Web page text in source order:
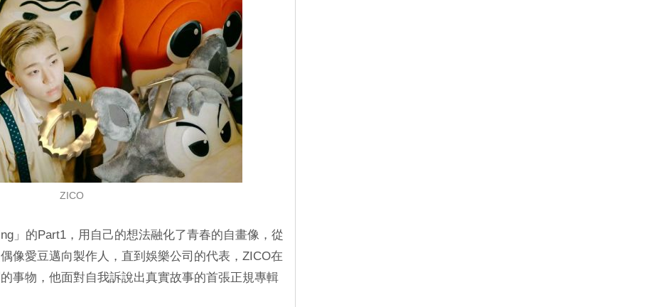
ZICO
」的Part1，用自己的想法融化了青春的自畫像，從
像愛豆邁向製作人，直到娛樂公司的代表，ZICO在
事物，他面對自我訴說出真實故事的首張正規專輯